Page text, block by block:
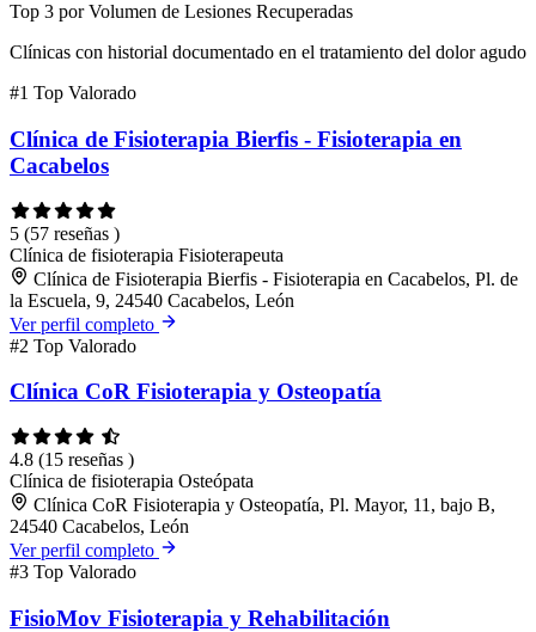
Top 3 por Volumen de Lesiones Recuperadas
Clínicas con historial documentado en el tratamiento del dolor agudo
#1 Top Valorado
Clínica de Fisioterapia Bierfis - Fisioterapia en
Cacabelos
5 (57 reseñas )
Clínica de fisioterapia Fisioterapeuta
Clínica de Fisioterapia Bierfis - Fisioterapia en Cacabelos, Pl. de
la Escuela, 9, 24540 Cacabelos, León
Ver perfil completo
#2 Top Valorado
Clínica CoR Fisioterapia y Osteopatía
4.8 (15 reseñas )
Clínica de fisioterapia Osteópata
Clínica CoR Fisioterapia y Osteopatía, Pl. Mayor, 11, bajo B,
24540 Cacabelos, León
Ver perfil completo
#3 Top Valorado
FisioMov Fisioterapia y Rehabilitación